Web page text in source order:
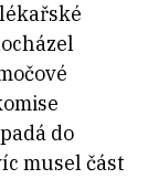
do
musel část